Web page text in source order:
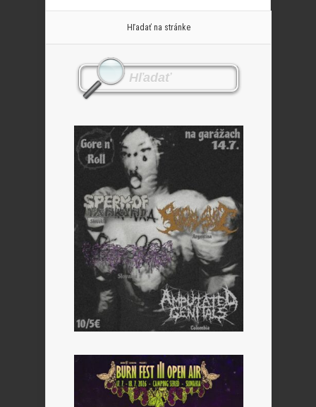
Hľadať na stránke